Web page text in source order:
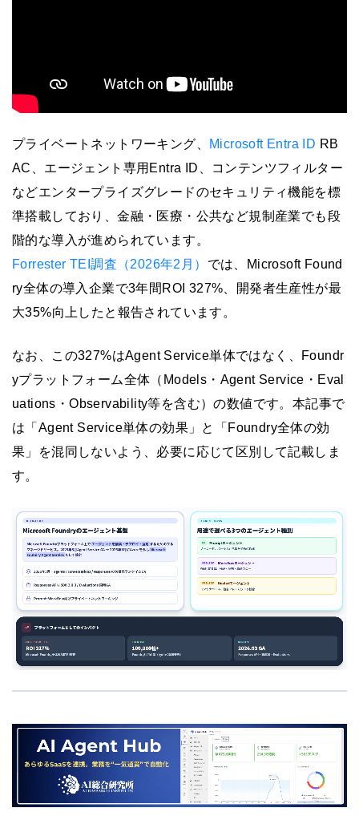
プライベートネットワーキング、 Microsoft Entra ID RB
AC、エージェント専用Entra ID、コンテンツフィルター
などエンタープライズグレードのセキュリティ機能を標
準搭載しており、金融・医療・公共など規制産業でも段
階的な導入が進められています。
Forrester TEI調査（2026年2月） では、Microsoft Found
ry全体の導入企業で3年間ROI 327%、開発者生産性が最
大35%向上したと報告されています。
なお、この327%はAgent Service単体ではなく、Foundr
yプラットフォーム全体（Models・Agent Service・Eval
uations・Observability等を含む）の数値です。本記事で
は「Agent Service単体の効果」と「Foundry全体の効
果」を混同しないよう、必要に応じて区別して記載しま
す。